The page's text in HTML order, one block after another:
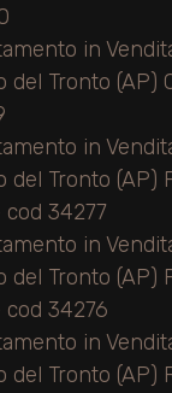
in
del Tronto (AP)
in
del Tronto (AP)
34277
in
del Tronto (AP)
34276
in
del Tronto (AP)